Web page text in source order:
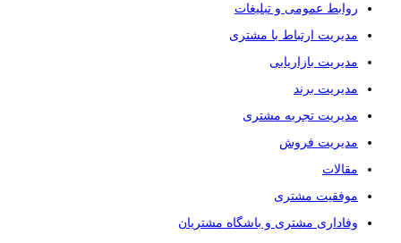
روابط عمومی و تبلیغات
مدیریت ارتباط با مشتری
مدیریت بازاریابی
مدیریت برند
مدیریت تجربه مشتری
مدیریت فروش
مقالات
موفقیت مشتری
وفاداری مشتری و باشگاه مشتریان